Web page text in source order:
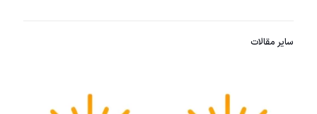
سایر مقالات